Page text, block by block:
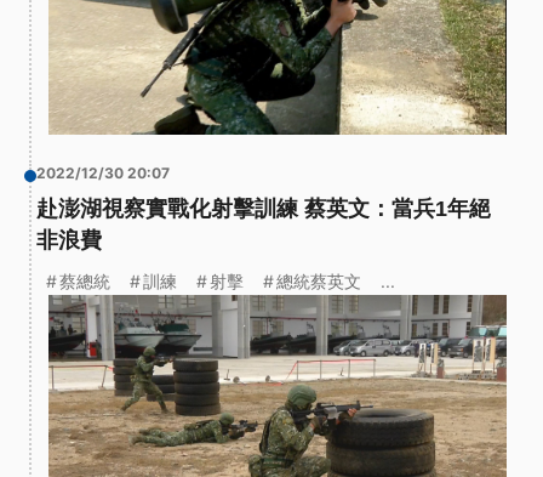
2022/12/30 20:07
赴澎湖視察實戰化射擊訓練 蔡英文：當兵1年絕
非浪費
蔡總統 訓練 射擊 總統蔡英文 ...